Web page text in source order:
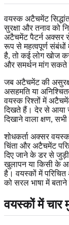
वयस्क अटैचमेंट
सुरक्षा और तनाव को
अटैचमेंट पैटर्न अक्सर
रूप से महत्वपूर्ण संबंधों
है, तो कई लोग खोज
और समर्थन मांग सकते
जब अटैचमेंट की
असहमति या
वयस्क रिश्तों में
दिखते हैं। देर से आया
दिखाने वाला क्षण,
शोधकर्ता अक्सर
चिंता और अटैचमेंट
दिए जाने के डर से जुड़ी
खुलापन या किसी के
है। वयस्कों में
को सरल भाषा में बताने
वयस्कों में